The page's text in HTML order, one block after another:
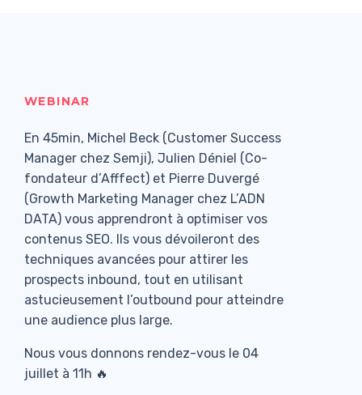
WEBINAR
En 45min, Michel Beck (Customer Success
Manager chez Semji), Julien Déniel (Co-
fondateur d’Afffect) et Pierre Duvergé
(Growth Marketing Manager chez L’ADN
DATA) vous apprendront à optimiser vos
contenus SEO. Ils vous dévoileront des
techniques avancées pour attirer les
prospects inbound, tout en utilisant
astucieusement l’outbound pour atteindre
une audience plus large.
Nous vous donnons rendez-vous le 04
juillet à 11h 🔥